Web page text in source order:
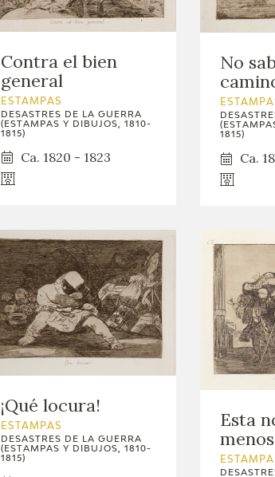
Contra el bien
general
ESTAMPAS
DESASTRES DE LA GUERRA
(ESTAMPAS Y DIBUJOS, 1810-
1815)
Ca. 1820 - 1823
No
1815)
Ca.
¡Qué locura!
ESTAMPAS
DESASTRES DE LA GUERRA
(ESTAMPAS Y DIBUJOS, 1810-
1815)
Esta
menos